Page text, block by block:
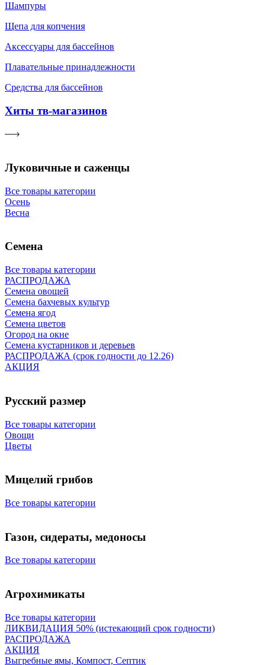
Шампуры
Щепа для копчения
Аксессуары для бассейнов
Плавательные принадлежности
Средства для бассейнов
Хиты тв-магазинов
Луковичные и саженцы
Все товары категории
Осень
Весна
Семена
Все товары категории
РАСПРОДАЖА
Семена овощей
Семена бахчевых культур
Семена ягод
Семена цветов
Огород на окне
Семена кустарников и деревьев
РАСПРОДАЖА (срок годности до 12.26)
АКЦИЯ
Русский размер
Все товары категории
Овощи
Цветы
Мицелий грибов
Все товары категории
Газон, сидераты, медоносы
Все товары категории
Агрохимикаты
Все товары категории
ЛИКВИДАЦИЯ 50% (истекающий срок годности)
РАСПРОДАЖА
АКЦИЯ
Выгребные ямы, Компост, Септик